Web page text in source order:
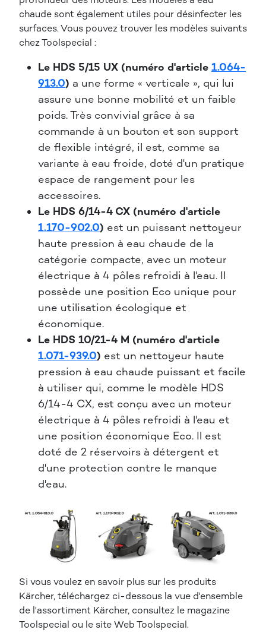
chaude sont également utiles pour désinfecter les
surfaces. Vous pouvez trouver les modèles suivants
chez Toolspecial :
Le HDS 5/15 UX (numéro d'article 1.064-
913.0) a une forme « verticale », qui lui
assure une bonne mobilité et un faible
poids. Très convivial grâce à sa
commande à un bouton et son support
de flexible intégré, il est, comme sa
variante à eau froide, doté d'un pratique
espace de rangement pour les
accessoires.
Le HDS 6/14-4 CX (numéro d'article
1.170-902.0) est un puissant nettoyeur
haute pression à eau chaude de la
catégorie compacte, avec un moteur
électrique à 4 pôles refroidi à l'eau. Il
possède une position Eco unique pour
une utilisation écologique et
économique.
Le HDS 10/21-4 M (numéro d'article
1.071-939.0) est un nettoyeur haute
pression à eau chaude puissant et facile
à utiliser qui, comme le modèle HDS
6/14-4 CX, est conçu avec un moteur
électrique à 4 pôles refroidi à l'eau et
une position économique Eco. Il est
doté de 2 réservoirs à détergent et
d'une protection contre le manque
d'eau.
Si vous voulez en savoir plus sur les produits
Kärcher, téléchargez ci-dessous la vue d'ensemble
de l'assortiment Kärcher, consultez le magazine
Toolspecial ou le site Web Toolspecial.